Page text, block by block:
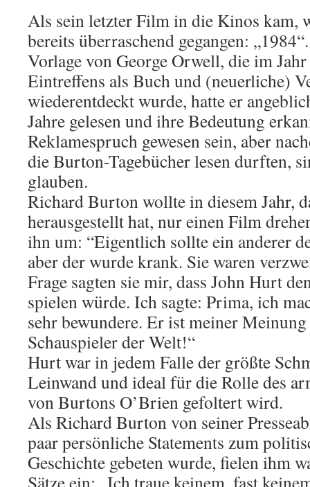
Als sein letzter Film in die Kinos kam,
bereits überraschend gegangen:
Vorlage von George Orwell, die im
Eintreffens als Buch und (neuerliche)
wiederentdeckt wurde, hatte er
Jahre gelesen und ihre Bedeutung
Reklamespruch gewesen sein, aber
die Burton-Tagebücher lesen durften,
glauben.
Richard Burton wollte in diesem Jahr,
herausgestellt hat, nur einen Film
ihn um: “Eigentlich sollte ein anderer
aber der wurde krank. Sie waren
Frage sagten sie mir, dass John Hurt
spielen würde. Ich sagte: Prima, ich
sehr bewundere. Er ist meiner
Schauspieler der Welt!“
Hurt war in jedem Falle der größte
Leinwand und ideal für die Rolle des
von Burtons O’Brien gefoltert wird.
Als Richard Burton von seiner
paar persönliche Statements zum
Geschichte gebeten wurde, fielen ihm
Sätze ein: „Ich traue keinem, fast